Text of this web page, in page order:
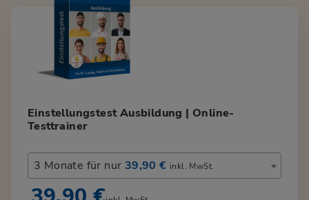
Einstellungstest Ausbildung | Online-
Testtrainer
3 Monate für nur 39,90 € inkl. MwSt.